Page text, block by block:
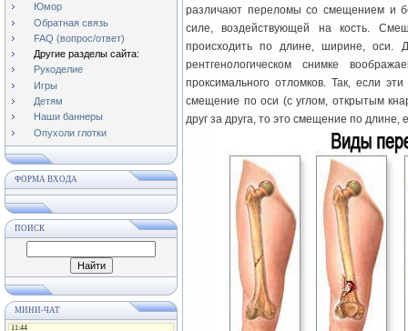
Юмор
Обратная связь
FAQ (вопрос/ответ)
Другие разделы сайта:
Рукоделие
Игры
Детям
Наши баннеры
Опухоли глотки
ФОРМА ВХОДА
ПОИСК
МИНИ-ЧАТ
различают переломы со смещением и
силе, воздействующей на кость.
происходить по длине, ширине, оси.
рентгенологическом снимке
проксимального отломков. Так, если
смещение по оси (с углом, открытым
друг за друга, то это смещение по